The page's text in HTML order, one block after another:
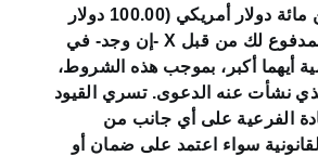
من الأحوال أكثر من مائة دولار أمريكي (100.00 دولار
أمريكي) أو المبلغ المدفوع لك من قبل X -إن وجد- في
أيهما أكبر، بموجب هذه الشروط،
نشأت عنه الدعوى. تسري القيود
الفرعية على أي جانب من
سواء اعتمد على ضمان أو